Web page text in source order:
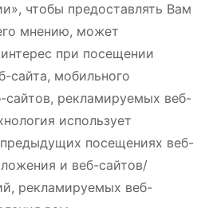
чтобы предоставлять Вам
мнению, может
при посещении
сайта, мобильного
рекламируемых веб-
использует
посещениях веб-
и веб-сайтов/
рекламируемых веб-